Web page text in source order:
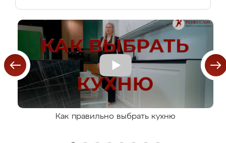
Как правильно выбрать кухню